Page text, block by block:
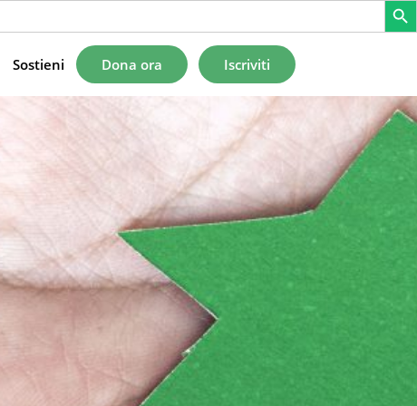
Sostieni Dona ora Iscriviti